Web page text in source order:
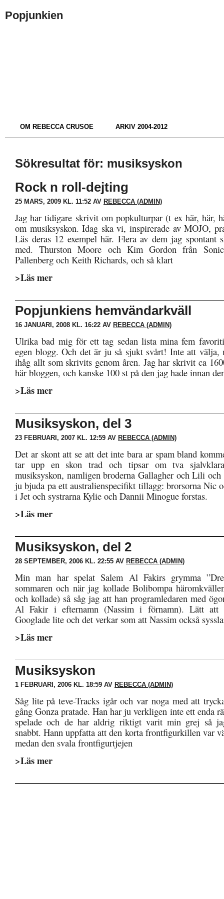
Popjunkien
OM REBECCA CRUSOE ARKIV 2004-2012
Sökresultat för: musiksyskon
Rock n roll-dejting
25 MARS, 2009 KL. 11:52 AV REBECCA (ADMIN)
Jag har tidigare skrivit om popkulturpar (t ex här, här,
om musiksyskon. Idag ska vi, inspirerade av MOJO,
Läs deras 12 exempel här. Flera av dem jag spontant
med. Thurston Moore och Kim Gordon från
Pallenberg och Keith Richards, och så klart
>Läs mer
Popjunkiens hemvändarkväll
16 JANUARI, 2008 KL. 16:22 AV REBECCA (ADMIN)
Ulrika bad mig för ett tag sedan lista mina fem
egen blogg. Och det är ju så sjukt svårt! Inte att välja,
ihåg allt som skrivits genom åren. Jag har skrivit ca
här bloggen, och kanske 100 st på den jag hade innan
>Läs mer
Musiksyskon, del 3
23 FEBRUARI, 2007 KL. 12:59 AV REBECCA (ADMIN)
Det ar skont att se att det inte bara ar spam bland
tar upp en skon trad och tipsar om tva sjalvklara
musiksyskon, namligen broderna Gallagher och Lili och
ju bjuda pa ett australienspecifikt tillagg: brorsorna Nic
i Jet och systrarna Kylie och Dannii Minogue forstas.
>Läs mer
Musiksyskon, del 2
28 SEPTEMBER, 2006 KL. 22:55 AV REBECCA (ADMIN)
Min man har spelat Salem Al Fakirs grymma
sommaren och när jag kollade Bolibompa
och kollade) så såg jag att han programledaren med
Al Fakir i efternamn (Nassim i förnamn). Lätt att
Googlade lite och det verkar som att Nassim också
>Läs mer
Musiksyskon
1 FEBRUARI, 2006 KL. 18:59 AV REBECCA (ADMIN)
Såg lite på teve-Tracks igår och var noga med att
gång Gonza pratade. Han har ju verkligen inte ett enda
spelade och de har aldrig riktigt varit min grej så
snabbt. Hann uppfatta att den korta frontfigurkillen var
medan den svala frontfigurtjejen
>Läs mer